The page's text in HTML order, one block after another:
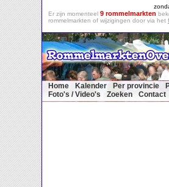
Er zijn momenteel 9 rommelmarkten
rommelmarkten of wijzigingen door via het
Home Kalender Per provincie
Foto's / Video's
Zoeken Contact